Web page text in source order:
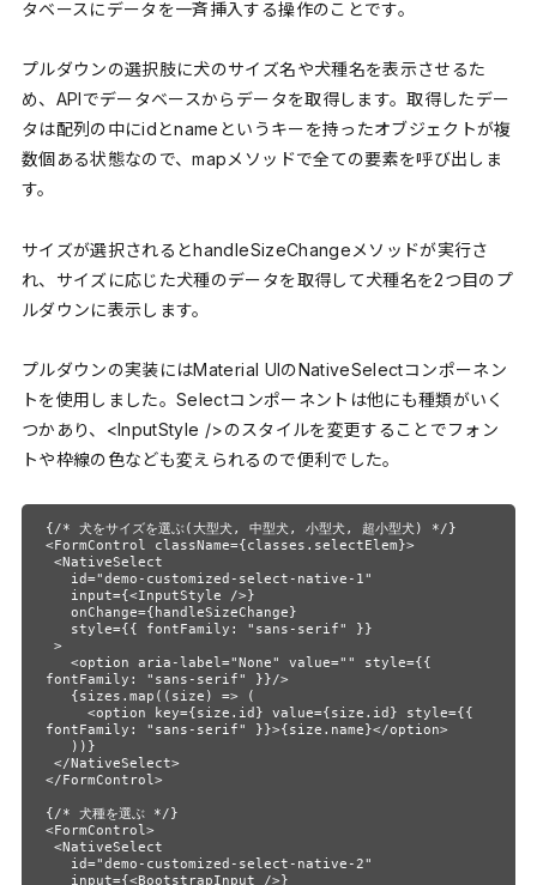
タベースにデータを一斉挿入する操作のことです。
プルダウンの選択肢に犬のサイズ名や犬種名を表示させるた
め、APIでデータベースからデータを取得します。取得したデー
タは配列の中にidとnameというキーを持ったオブジェクトが複
数個ある状態なので、mapメソッドで全ての要素を呼び出しま
す。
サイズが選択されるとhandleSizeChangeメソッドが実行さ
れ、サイズに応じた犬種のデータを取得して犬種名を2つ目のプ
ルダウンに表示します。
プルダウンの実装にはMaterial UIのNativeSelectコンポーネン
トを使用しました。Selectコンポーネントは他にも種類がいく
つかあり、<InputStyle />のスタイルを変更することでフォン
トや枠線の色なども変えられるので便利でした。
{/* 犬をサイズを選ぶ(大型犬, 中型犬, 小型犬, 超小型犬) */}
<FormControl className={classes.selectElem}>
<NativeSelect
   onChange={handleSizeChange}
>
   <option aria-label="None" value="" style={{
fontFamily: "sans-serif" }}/>
     <option key={size.id} value={size.id} style={{
fontFamily: "sans-serif" }}>{size.name}</option>
</NativeSelect>
</FormControl>
{/* 犬種を選ぶ */}
<FormControl>
<NativeSelect